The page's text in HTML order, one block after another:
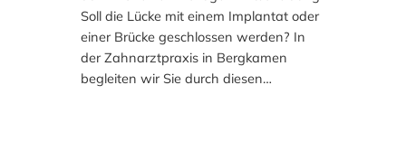
Soll die Lücke mit einem Implantat oder
einer Brücke geschlossen werden? In
der Zahnarztpraxis in Bergkamen
begleiten wir Sie durch diesen…